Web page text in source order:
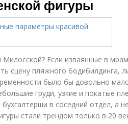
фигуры
Если изваянные в
сцену пляжного бодибилдинга,
было бы довольно
груди, узкие и покатые
в соседний отдел, а
стали трендом только в 20